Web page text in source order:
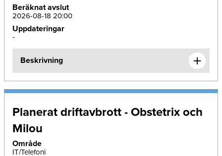
Beräknat avslut
2026-08-18 20:00
Uppdateringar
-
Beskrivning
Planerat driftavbrott - Obstetrix och
Milou
Område
IT/Telefoni